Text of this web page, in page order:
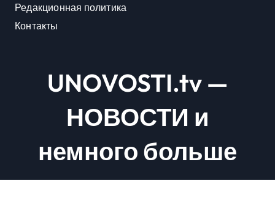
Редакционная политика
Контакты
UNOVOSTI.tv —
НОВОСТИ и
немного больше